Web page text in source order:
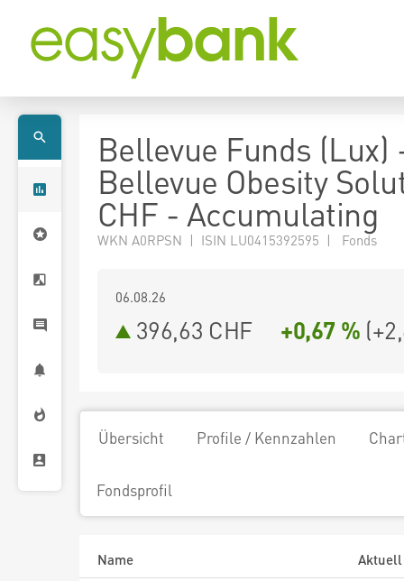
Bellevue Funds (Lux)
Bellevue Obesity
CHF - Accumulating
WKN A0RPSN | ISIN LU0415392595 | Fonds
06.08.26
396,63 CHF +0,67 % (
Übersicht Profile / Kennzahlen
Fondsprofil
Name
Aktuell